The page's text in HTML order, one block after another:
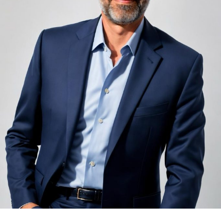
nemulțumiri semnalate de oaspeți în recenziile online,
chiar și la unități altfel apreciate pentru servicii și
locație. De multe ori, oaspeții nu identifică pardoseala
drept sursa reală a problemei, ci descriu simplu senzația
de spațiu zgomotos sau agitat.
Pardoseala joacă un rol important în absorbția acestor
sunete, mai ales în zonele de trecere frecventă dintre
cameră și baie sau dintre pat și fereastră. Un material cu
proprietăți fonoabsorbante bune reduce transmiterea
zgomotului către camerele vecine și către etajele
inferioare, un aspect esențial mai ales în clădirile mai
vechi, cu structuri care nu au fost proiectate inițial
pentru izolare fonică performantă.
Rotația rapidă a oaspeților cere
materiale rezistente